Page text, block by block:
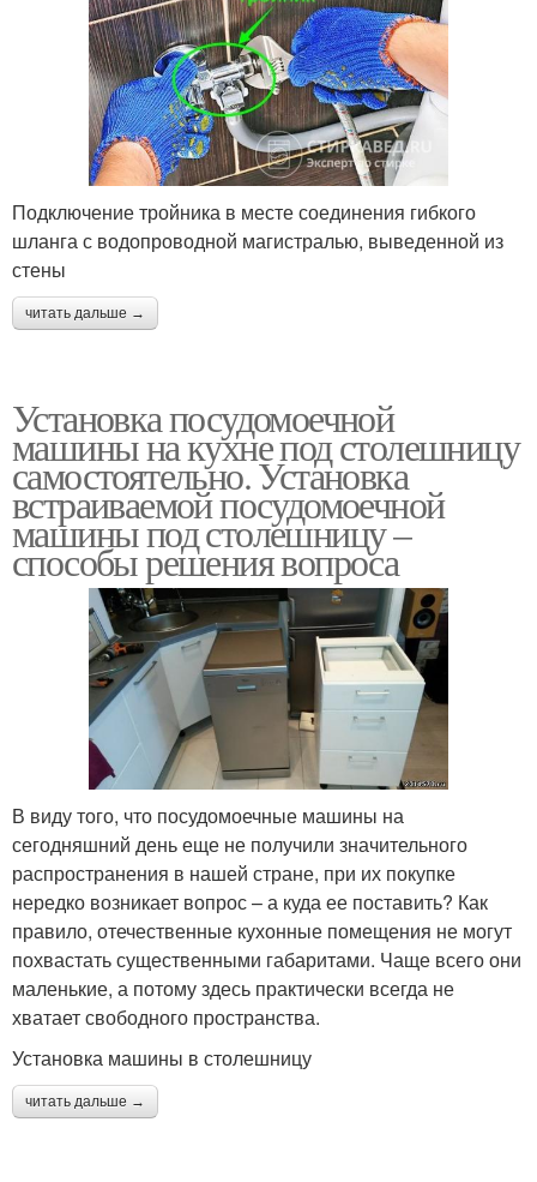
Подключение тройника в месте соединения гибкого
шланга с водопроводной магистралью, выведенной из
стены
читать дальше →
Установка посудомоечной
машины на кухне под столешницу
самостоятельно. Установка
встраиваемой посудомоечной
машины под столешницу –
способы решения вопроса
В виду того, что посудомоечные машины на
сегодняшний день еще не получили значительного
распространения в нашей стране, при их покупке
нередко возникает вопрос – а куда ее поставить? Как
правило, отечественные кухонные помещения не могут
похвастать существенными габаритами. Чаще всего они
маленькие, а потому здесь практически всегда не
хватает свободного пространства.
Установка машины в столешницу
читать дальше →